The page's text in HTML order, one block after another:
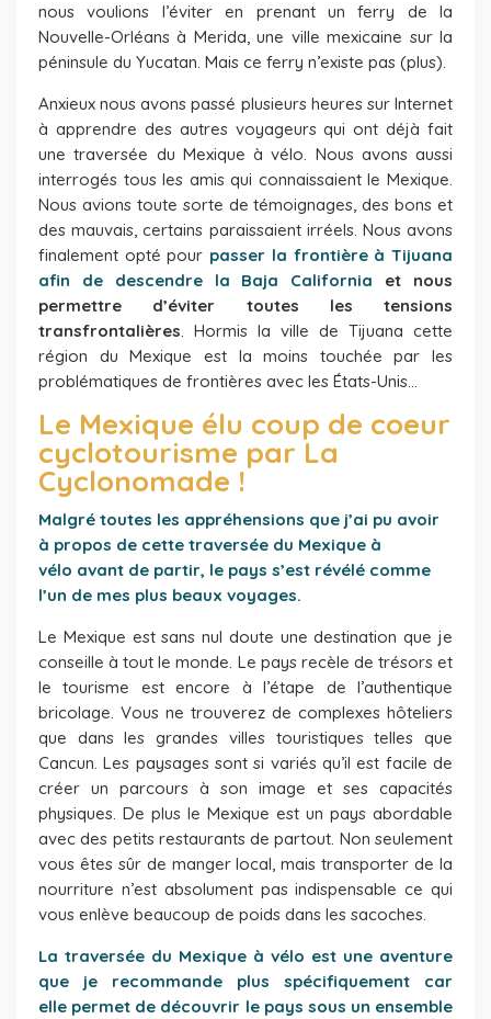
nous voulions l’éviter en prenant un ferry de la
Nouvelle-Orléans à Merida, une ville mexicaine sur la
péninsule du Yucatan. Mais ce ferry n’existe pas (plus).
Anxieux nous avons passé plusieurs heures sur Internet
à apprendre des autres voyageurs qui ont déjà fait
une traversée du Mexique à vélo. Nous avons aussi
interrogés tous les amis qui connaissaient le Mexique.
Nous avions toute sorte de témoignages, des bons et
des mauvais, certains paraissaient irréels. Nous avons
finalement opté pour passer la frontière à Tijuana
afin de descendre la Baja California et nous
permettre d’éviter toutes les tensions
transfrontalières. Hormis la ville de Tijuana cette
région du Mexique est la moins touchée par les
problématiques de frontières avec les États-Unis…
Le Mexique élu coup de coeur
cyclotourisme par La
Cyclonomade !
Malgré toutes les appréhensions que j’ai pu avoir
à propos de cette traversée du Mexique à
vélo avant de partir, le pays s’est révélé comme
l’un de mes plus beaux voyages.
Le Mexique est sans nul doute une destination que je
conseille à tout le monde. Le pays recèle de trésors et
le tourisme est encore à l’étape de l’authentique
bricolage. Vous ne trouverez de complexes hôteliers
que dans les grandes villes touristiques telles que
Cancun. Les paysages sont si variés qu’il est facile de
créer un parcours à son image et ses capacités
physiques. De plus le Mexique est un pays abordable
avec des petits restaurants de partout. Non seulement
vous êtes sûr de manger local, mais transporter de la
nourriture n’est absolument pas indispensable ce qui
vous enlève beaucoup de poids dans les sacoches.
La traversée du Mexique à vélo est une aventure
que je recommande plus spécifiquement car
elle permet de découvrir le pays sous un ensemble